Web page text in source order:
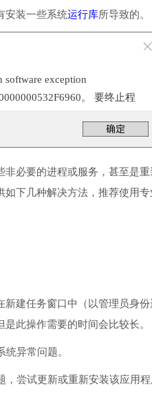
安装一些系统运行库所导致的。
exception
。 要终止程
必要的进程或服务，甚至是
下几种解决方法，推荐使用
建任务窗口中（以管理员身份
此操作需要的时间会比较长。
异常问题。
尝试更新或重新安装该应用